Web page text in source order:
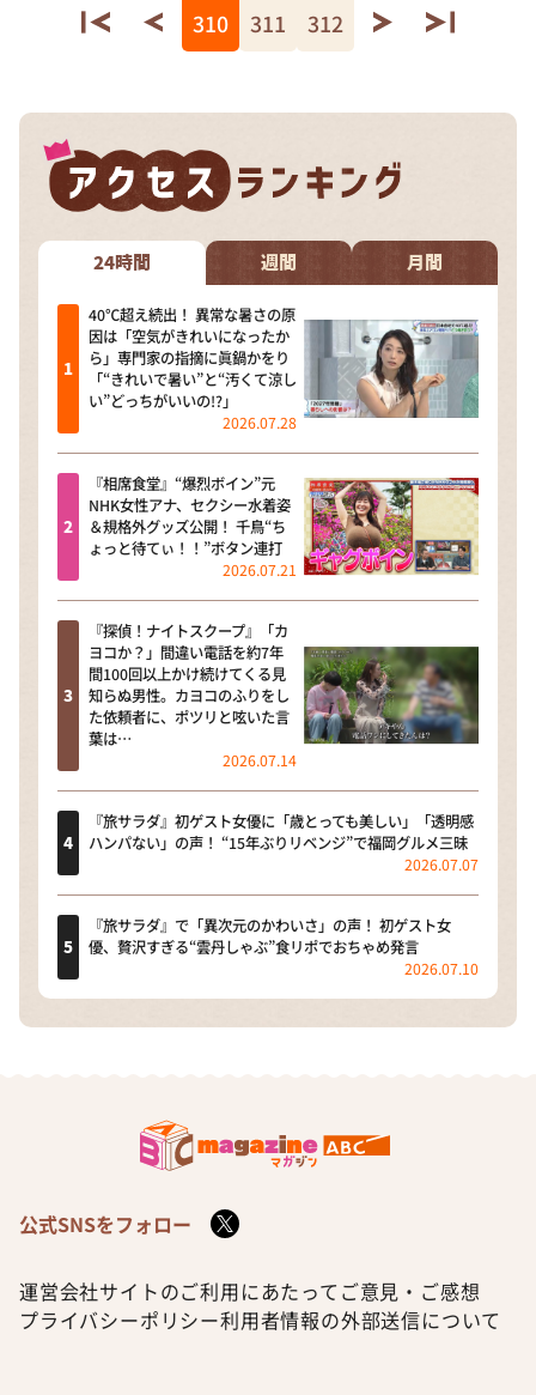
310 311 312
24時間 週間 月間
40℃超え続出！ 異常な暑さの原
因は「空気がきれいになったか
ら」専門家の指摘に眞鍋かをり
「“きれいで暑い”と“汚くて涼し
い”どっちがいいの!?」
2026.07.28
『相席食堂』“爆烈ボイン”元
NHK女性アナ、セクシー水着姿
＆規格外グッズ公開！ 千鳥“ち
ょっと待てぃ！！”ボタン連打
2026.07.21
『探偵！ナイトスクープ』「カ
ヨコか？」間違い電話を約7年
間100回以上かけ続けてくる見
知らぬ男性。カヨコのふりをし
た依頼者に、ポツリと呟いた言
葉は…
2026.07.14
『旅サラダ』初ゲスト女優に「歳とっても美しい」「透明感
ハンパない」の声！ “15年ぶりリベンジ”で福岡グルメ三昧
2026.07.07
『旅サラダ』で「異次元のかわいさ」の声！ 初ゲスト女
優、贅沢すぎる“雲丹しゃぶ”食リポでおちゃめ発言
2026.07.10
公式SNSをフォロー
運営会社サイトのご利用にあたって ご意見・ご感想
プライバシーポリシー利用者情報の外部送信について